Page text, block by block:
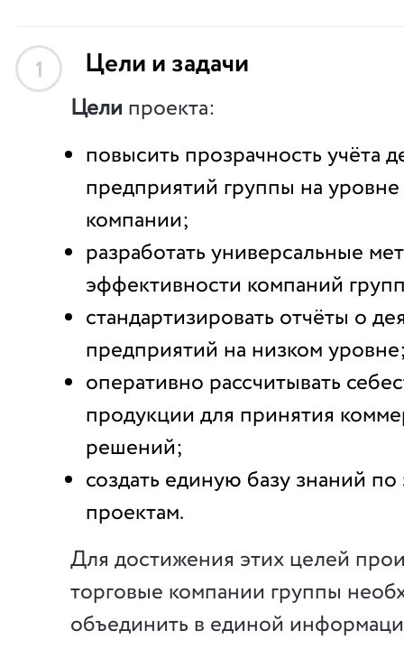
1 Цели и задачи
Цели проекта:
повысить прозрачность учёта
предприятий группы на
компании;
разработать универсальные
эффективности компаний
стандартизировать отчёты о
предприятий на низком
оперативно рассчитывать
продукции для принятия
решений;
создать единую базу знаний
проектам.
Для достижения этих целей
торговые компании группы
объединить в единой